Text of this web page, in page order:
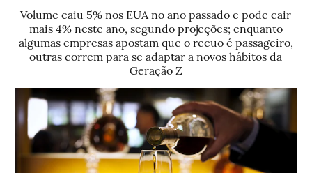
Volume caiu 5% nos EUA no ano passado e pode cair
mais 4% neste ano, segundo projeções; enquanto
algumas empresas apostam que o recuo é passageiro,
outras correm para se adaptar a novos hábitos da
Geração Z